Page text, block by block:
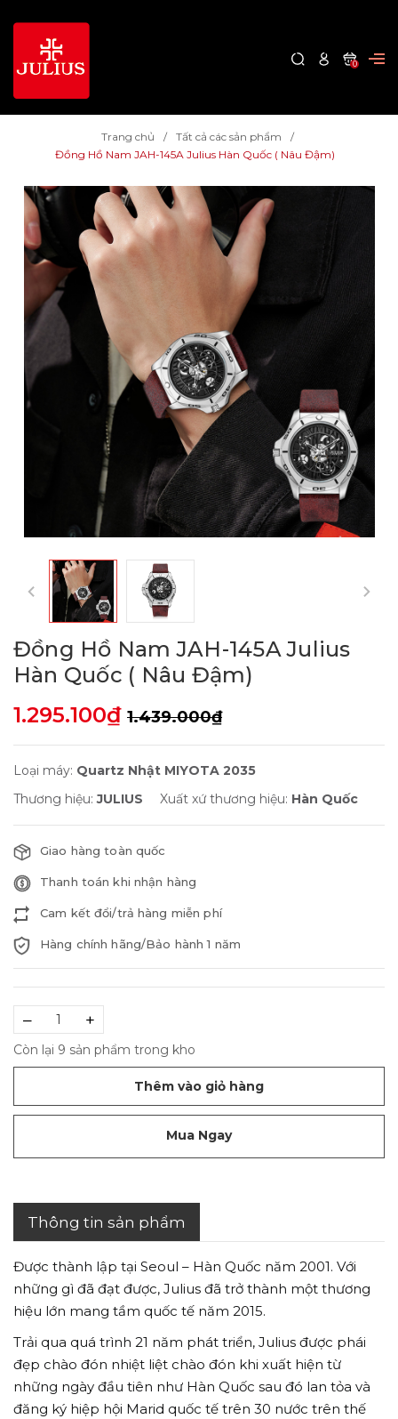
0
Trang chủ
Tất cả các sản phẩm
Đồng Hồ Nam JAH-145A Julius Hàn Quốc ( Nâu Đậm)
Đồng Hồ Nam JAH-145A Julius
Hàn Quốc ( Nâu Đậm)
1.295.100₫ 1.439.000₫
Loại máy: Quartz Nhật MIYOTA 2035
Thương hiệu:JULIUS Xuất xứ thương hiệu: Hàn Quốc
Giao hàng toàn quốc
Thanh toán khi nhận hàng
Cam kết đổi/trả hàng miễn phí
Hàng chính hãng/Bảo hành 1 năm
– +
Còn lại 9 sản phẩm trong kho
Thêm vào giỏ hàng
Mua Ngay
Thông tin sản phẩm
Được thành lập tại Seoul – Hàn Quốc năm 2001. Với
những gì đã đạt được, Julius đã trở thành một thương
hiệu lớn mang tầm quốc tế năm 2015.
Trải qua quá trình 21 năm phát triển, Julius được phái
đẹp chào đón nhiệt liệt chào đón khi xuất hiện từ
những ngày đầu tiên như Hàn Quốc sau đó lan tỏa và
đăng ký hiệp hội Marid quốc tế trên 30 nước trên thế